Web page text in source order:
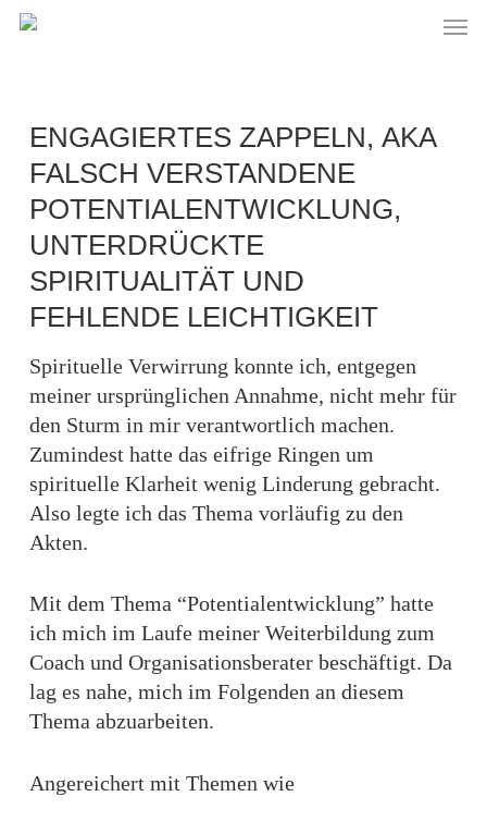
Skip
ENGAGIERTES ZAPPELN, AKA
FALSCH VERSTANDENE
POTENTIALENTWICKLUNG,
UNTERDRÜCKTE
SPIRITUALITÄT UND
FEHLENDE LEICHTIGKEIT
Spirituelle Verwirrung konnte ich, entgegen
meiner ursprünglichen Annahme, nicht mehr für
den Sturm in mir verantwortlich machen.
Zumindest hatte das eifrige Ringen um
spirituelle Klarheit wenig Linderung gebracht.
Also legte ich das Thema vorläufig zu den
Akten.
Mit dem Thema “Potentialentwicklung” hatte
ich mich im Laufe meiner Weiterbildung zum
Coach und Organisationsberater beschäftigt. Da
lag es nahe, mich im Folgenden an diesem
Thema abzuarbeiten.
Angereichert mit Themen wie